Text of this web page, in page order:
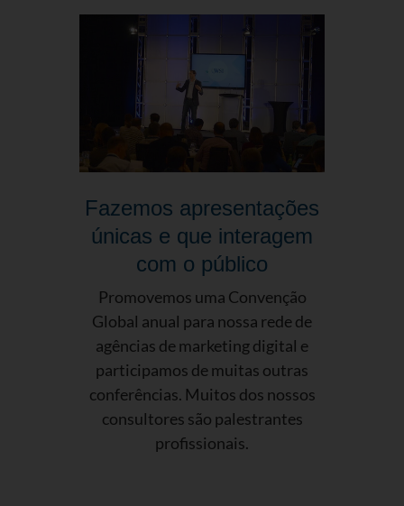
Fazemos apresentações
únicas e que interagem
com o público
Promovemos uma Convenção
Global anual para nossa rede de
agências de marketing digital e
participamos de muitas outras
conferências. Muitos dos nossos
consultores são palestrantes
profissionais.